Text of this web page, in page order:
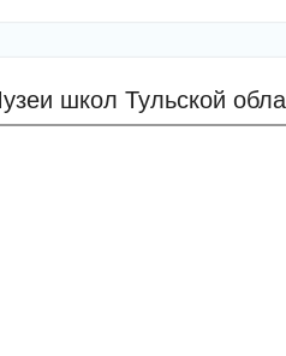
школ Тульской